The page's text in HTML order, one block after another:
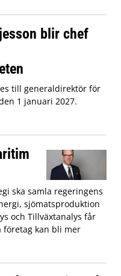
blir chef
till generaldirektör för
1 januari 2027.
ska samla regeringens
sjömatsproduktion
och Tillväxtanalys får
kan bli mer